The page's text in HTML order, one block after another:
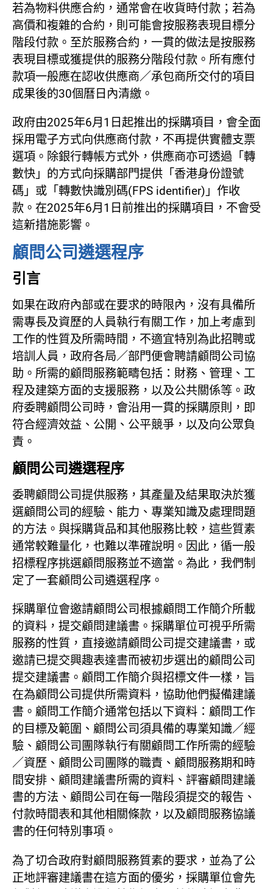
若為物料供應合約，通常會在收貨時付款；若為
高價和複雜的合約，則可能會按服務表現目標分
階段付款。至於服務合約，一貫的做法是按服務
表現目標或獲提供的服務分階段付款。所有應付
款項一般應在認收供應商／承包商所交付的項目
成果後的30個曆日內清繳。
政府由2025年6月 1 日起推出的採購項目，會全面
採用電子方式向供應商付款，不再提供實體支票
選項。除銀行轉帳方式外，供應商亦可透過「轉
數快」的方式向採購部門提供「香港身份證號
碼」或「轉數快識別碼(FPS identifier) 」作收
款。在2025年6月 1 日前推出的採購項目，不會受
這新措施影響。
顧問公司遴選程序
引言
如果在政府內部或在要求的時限內，沒有具備所
需專長及資歷的人員執行有關工作，加上考慮到
工作的性質及所需時間，不適宜特別為此招聘或
培訓人員，政府各局／部門便會聘請顧問公司協
助。所需的顧問服務範疇包括：財務、管理、工
程及建築方面的支援服務，以及公共關係等。政
府委聘顧問公司時，會沿用一貫的採購原則，即
符合經濟效益、公開、公平競爭，以及向公眾負
責。
顧問公司遴選程序
委聘顧問公司提供服務，其產量及結果取決於獲
選顧問公司的經驗、能力、專業知識及處理問題
的方法。與採購貨品和其他服務比較，這些質素
通常較難量化，也難以準確說明。因此，循一般
招標程序挑選顧問服務並不適當。為此，我們制
定了一套顧問公司遴選程序。
採購單位會邀請顧問公司根據顧問工作簡介所載
的資料，提交顧問建議書。採購單位可視乎所需
服務的性質，直接邀請顧問公司提交建議書，或
邀請已提交興趣表達書而被初步選出的顧問公司
提交建議書。顧問工作簡介與招標文件一樣，旨
在為顧問公司提供所需資料，協助他們擬備建議
書。顧問工作簡介通常包括以下資料：顧問工作
的目標及範圍、顧問公司須具備的專業知識／經
驗、顧問公司團隊執行有關顧問工作所需的經驗
／資歷、顧問公司團隊的職責、顧問服務期和時
間安排、顧問建議書所需的資料、評審顧問建議
書的方法、顧問公司在每一階段須提交的報告、
付款時間表和其他相關條款，以及顧問服務協議
書的任何特別事項。
為了切合政府對顧問服務質素的要求，並為了公
正地評審建議書在這方面的優劣，採購單位會先